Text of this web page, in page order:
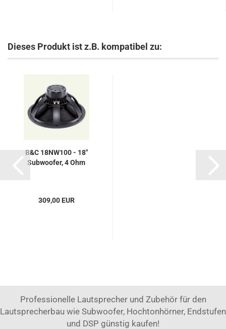
Dieses Produkt ist z.B. kompatibel zu:
B&C 18NW100 - 18"
Subwoofer, 4 Ohm
309,00 EUR
Professionelle Lautsprecher und Zubehör für den
Lautsprecherbau wie Subwoofer, Hochtonhörner, Endstufen
und DSP günstig kaufen!